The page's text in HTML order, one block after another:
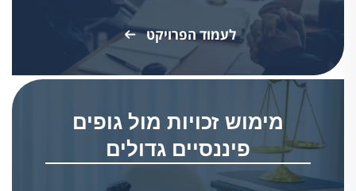
לעמוד הפרויקט
מימוש זכויות מול גופים
פיננסיים גדולים